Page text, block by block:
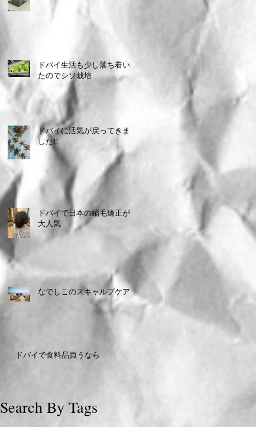
ドバイ生活も少し落ち着い
たのでシソ栽培
ドバイに活気が戻ってきま
した!!
ドバイで日本の縮毛矯正が
大人気
なでしこのスキャルプケア
ドバイで食料品買うなら
Search By Tags